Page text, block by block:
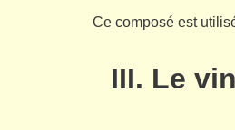
Ce composé est
III. Le